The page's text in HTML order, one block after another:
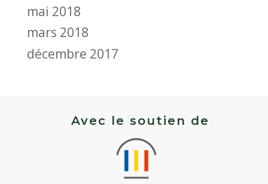
mai 2018
mars 2018
décembre 2017
Avec le soutien de